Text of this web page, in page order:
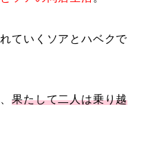
ていくソアとハベクで
果たして二人は乗り越